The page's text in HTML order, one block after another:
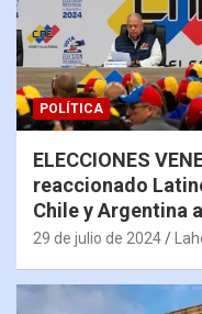
POLÍTICA
ELECCIONES
reaccionado
Chile y Argentina
29 de julio de 2024